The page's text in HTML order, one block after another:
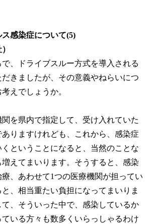
感染症について(5)
、ドライブスルー方式を導入される
きましたが、その意義やねらいにつ
えでしょうか。
を県内で指定して、受け入れていた
りますけれども、これから、感染症
ということになると、当然のことな
えてまいります。そうすると、感染
、あわせて1つの医療機関が担ってい
、相当重たい負担になってまいりま
、そういった中で、感染しているか
いる方々も数多くいらっしゃるわけ